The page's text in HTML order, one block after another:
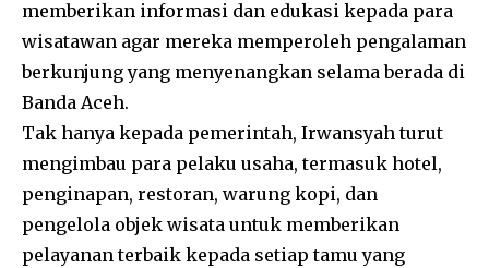
memberikan informasi dan edukasi kepada para
wisatawan agar mereka memperoleh pengalaman
berkunjung yang menyenangkan selama berada di
Banda Aceh.
Tak hanya kepada pemerintah, Irwansyah turut
mengimbau para pelaku usaha, termasuk hotel,
penginapan, restoran, warung kopi, dan
pengelola objek wisata untuk memberikan
pelayanan terbaik kepada setiap tamu yang